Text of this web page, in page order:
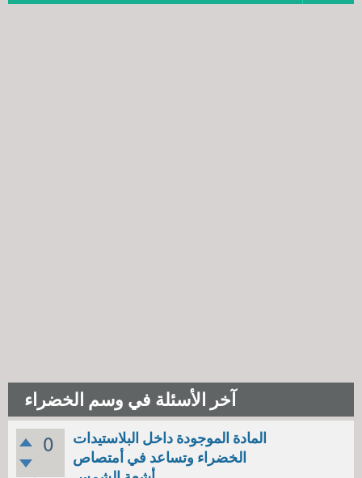
آخر الأسئلة في وسم الخضراء
0
المادة الموجودة داخل البلاستيدات
الخضراء وتساعد في أمتصاص